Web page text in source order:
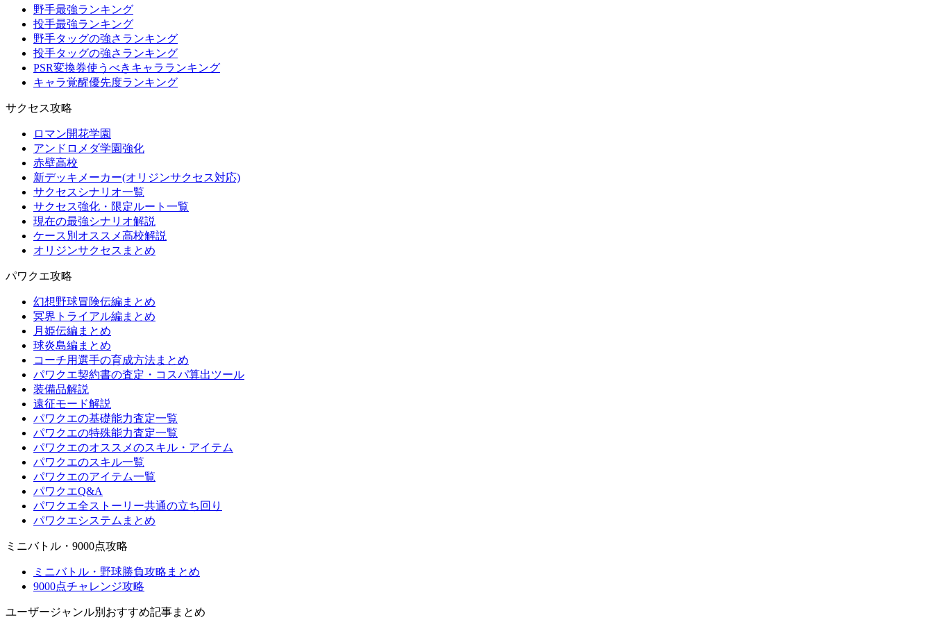
野手最強ランキング
投手最強ランキング
野手タッグの強さランキング
投手タッグの強さランキング
PSR変換券使うべきキャラランキング
キャラ覚醒優先度ランキング
サクセス攻略
ロマン開花学園
アンドロメダ学園強化
赤壁高校
新デッキメーカー(オリジンサクセス対応)
サクセスシナリオ一覧
サクセス強化・限定ルート一覧
現在の最強シナリオ解説
ケース別オススメ高校解説
オリジンサクセスまとめ
パワクエ攻略
幻想野球冒険伝編まとめ
冥界トライアル編まとめ
月姫伝編まとめ
球炎島編まとめ
コーチ用選手の育成方法まとめ
パワクエ契約書の査定・コスパ算出ツール
装備品解説
遠征モード解説
パワクエの基礎能力査定一覧
パワクエの特殊能力査定一覧
パワクエのオススメのスキル・アイテム
パワクエのスキル一覧
パワクエのアイテム一覧
パワクエQ&A
パワクエ全ストーリー共通の立ち回り
パワクエシステムまとめ
ミニバトル・9000点攻略
ミニバトル・野球勝負攻略まとめ
9000点チャレンジ攻略
ユーザージャンル別おすすめ記事まとめ